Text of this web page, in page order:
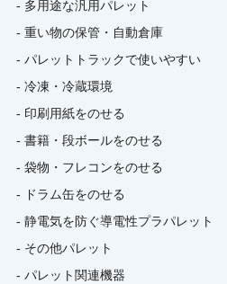
- 多用途な汎用パレット
- 重い物の保管・自動倉庫
- パレットトラックで使いやすい
- 冷凍・冷蔵環境
- 印刷用紙をのせる
- 書籍・段ボールをのせる
- 袋物・フレコンをのせる
- ドラム缶をのせる
- 静電気を防ぐ導電性プラパレット
- その他パレット
- パレット関連機器